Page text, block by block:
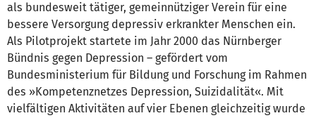
als bundesweit tätiger, gemeinnütziger Verein für eine
bessere Versorgung depressiv erkrankter Menschen ein.
Als Pilotprojekt startete im Jahr 2000 das Nürnberger
Bündnis gegen Depression – gefördert vom
Bundesministerium für Bildung und Forschung im Rahmen
des »Kompetenznetzes Depression, Suizidalität«. Mit
vielfältigen Aktivitäten auf vier Ebenen gleichzeitig wurde